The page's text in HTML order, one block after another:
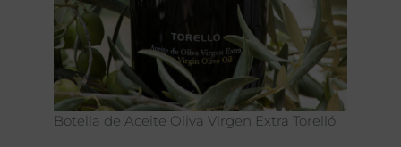
Botella de Aceite Oliva Virgen Extra Torelló